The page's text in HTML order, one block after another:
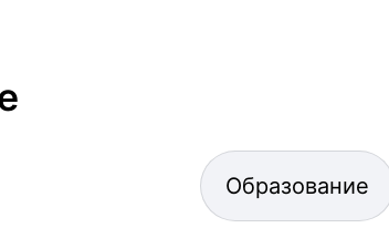
Образование